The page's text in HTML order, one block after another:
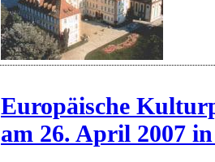
Europäische
am 26. April 2007